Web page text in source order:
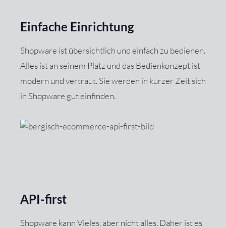
Einfache Einrichtung
Shopware ist übersichtlich und einfach zu bedienen.
Alles ist an seinem Platz und das Bedienkonzept ist
modern und vertraut. Sie werden in kurzer Zeit sich
in Shopware gut einfinden.
API-first
Shopware kann Vieles, aber nicht alles. Daher ist es